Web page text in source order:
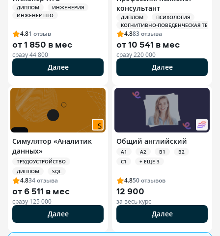
ДИПЛОМ
ИНЖЕНЕРИЯ
ИНЖЕНЕР ПТО
4.81 отзыв
от1 850 в мес
сразу44 800
Далее
консультант
ДИПЛОМ
ПСИХОЛОГИЯ
КОГНИТИВНО-ПОВЕДЕНЧЕСКАЯ
4.883отзыва
от10 541 в мес
сразу 220 000
Далее
Симулятор «Аналитик
данных»
ТРУДОУСТРОЙСТВО
ДИПЛОМ
SQL
4.834отзыва
от 6 511 в мес
сразу 125 000
Далее
Общий английский
A1 A2 B1
B2
C1
+ ЕЩЕ 3
4.850отзывов
12 900
за весь курс
Далее